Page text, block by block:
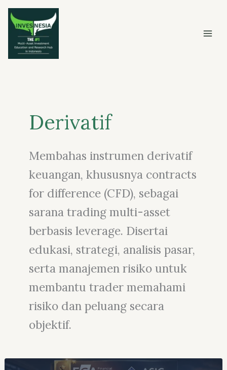
Skip
content
Derivatif
Membahas instrumen derivatif
keuangan, khususnya contracts
for difference (CFD), sebagai
sarana trading multi-asset
berbasis leverage. Disertai
edukasi, strategi, analisis pasar,
serta manajemen risiko untuk
membantu trader memahami
risiko dan peluang secara
objektif.